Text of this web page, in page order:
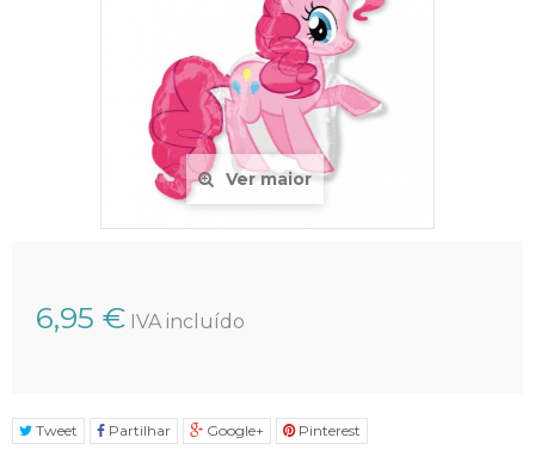
Ver maior
6,95 € IVA incluído
Tweet Partilhar Google+ Pinterest